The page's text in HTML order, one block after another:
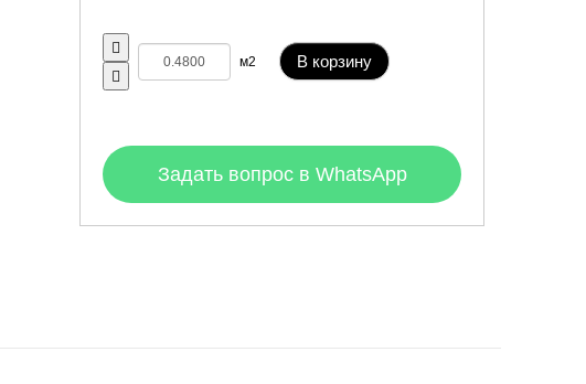
м2 В корзину
Задать вопрос в WhatsApp